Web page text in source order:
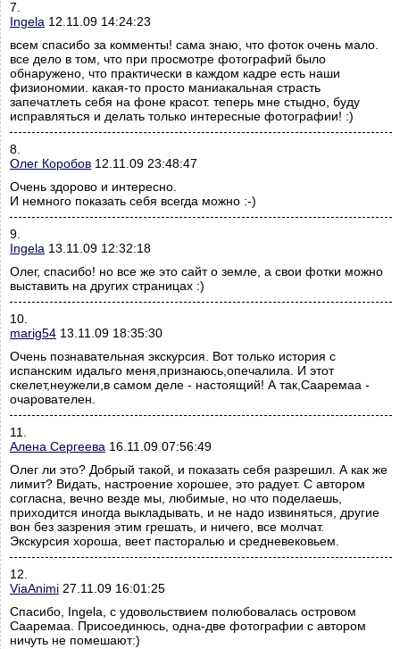
7.
Ingela 12.11.09 14:24:23
всем спасибо за комменты! сама знаю, что фоток очень мало.
все дело в том, что при просмотре фотографий было
обнаружено, что практически в каждом кадре есть наши
физиономии. какая-то просто маниакальная страсть
запечатлеть себя на фоне красот. теперь мне стыдно, буду
исправляться и делать только интересные фотографии! :)
8.
Олег Коробов 12.11.09 23:48:47
Очень здорово и интересно.
И немного показать себя всегда можно :-)
9.
Ingela 13.11.09 12:32:18
Олег, спасибо! но все же это сайт о земле, а свои фотки можно
выставить на других страницах :)
10.
marig54 13.11.09 18:35:30
Очень познавательная экскурсия. Вот только история с
испанским идальго меня,признаюсь,опечалила. И этот
скелет,неужели,в самом деле - настоящий! А так,Сааремаа -
очарователен.
11.
Алена Сергеева 16.11.09 07:56:49
Олег ли это? Добрый такой, и показать себя разрешил. А как же
лимит? Видать, настроение хорошее, это радует. С автором
согласна, вечно везде мы, любимые, но что поделаешь,
приходится иногда выкладывать, и не надо извиняться, другие
вон без зазрения этим грешать, и ничего, все молчат.
Экскурсия хороша, веет пасторалью и средневековьем.
12.
ViaAnimi 27.11.09 16:01:25
Спасибо, Ingela, с удовольствием полюбовалась островом
Сааремаа. Присоединюсь, одна-две фотографии с автором
ничуть не помешают:)